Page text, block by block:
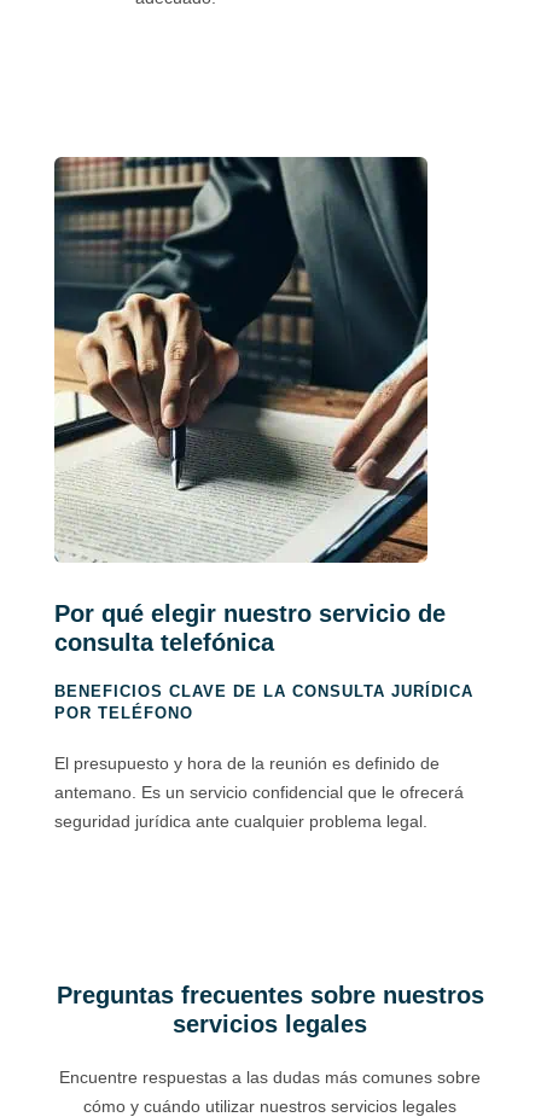
Por qué elegir nuestro servicio de
consulta telefónica
BENEFICIOS CLAVE DE LA CONSULTA JURÍDICA
POR TELÉFONO
El presupuesto y hora de la reunión es definido de
antemano. Es un servicio confidencial que le ofrecerá
seguridad jurídica ante cualquier problema legal.
Preguntas frecuentes sobre nuestros
servicios legales
Encuentre respuestas a las dudas más comunes sobre
cómo y cuándo utilizar nuestros servicios legales